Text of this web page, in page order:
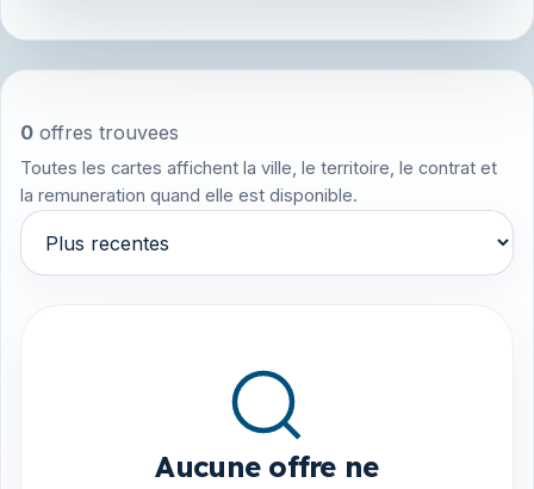
0 offres trouvees
Toutes les cartes affichent la ville, le territoire, le contrat et
la remuneration quand elle est disponible.
Trier par
Aucune offre ne